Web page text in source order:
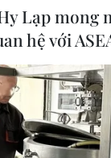
Lạp mong
hệ với